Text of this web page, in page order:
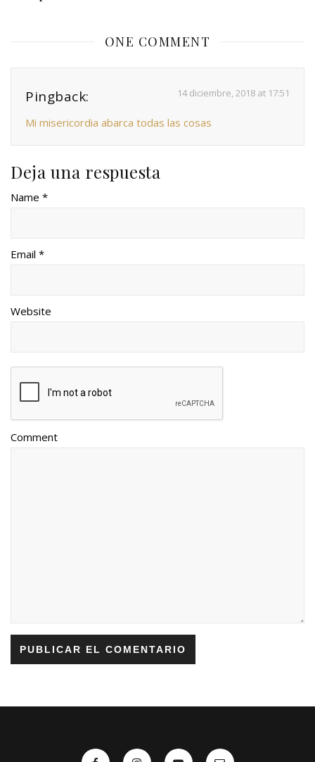
ONE COMMENT
Pingback: 14 diciembre, 2018 at 17:51
Mi misericordia abarca todas las cosas
Deja una respuesta
Name *
Email *
Website
Comment